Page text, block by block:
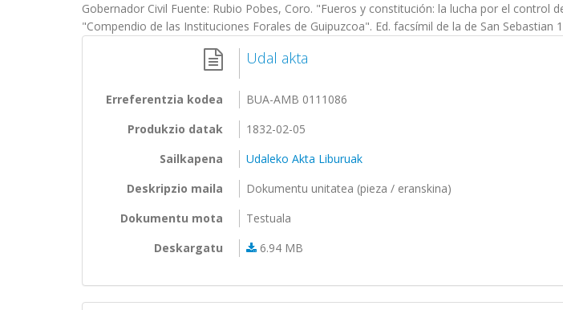
Gobernador Civil Fuente: Rubio Pobes, Coro. "Fueros y constitución: la lucha por el control
"Compendio de las Instituciones Forales de Guipuzcoa". Ed. facsímil de la de San Sebastian
Udal akta
Erreferentzia kodea
BUA-AMB 0111086
Produkzio datak
1832-02-05
Sailkapena
Udaleko Akta Liburuak
Deskripzio maila
Dokumentu unitatea (pieza / eranskina)
Dokumentu mota
Testuala
Deskargatu
6.94 MB